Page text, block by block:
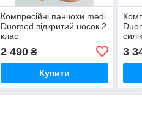
Компресійні панчохи medi
Duomed відкритий носок 2
клас
2 490₴
Купити
3